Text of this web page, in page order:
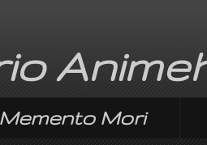
Memento Mori